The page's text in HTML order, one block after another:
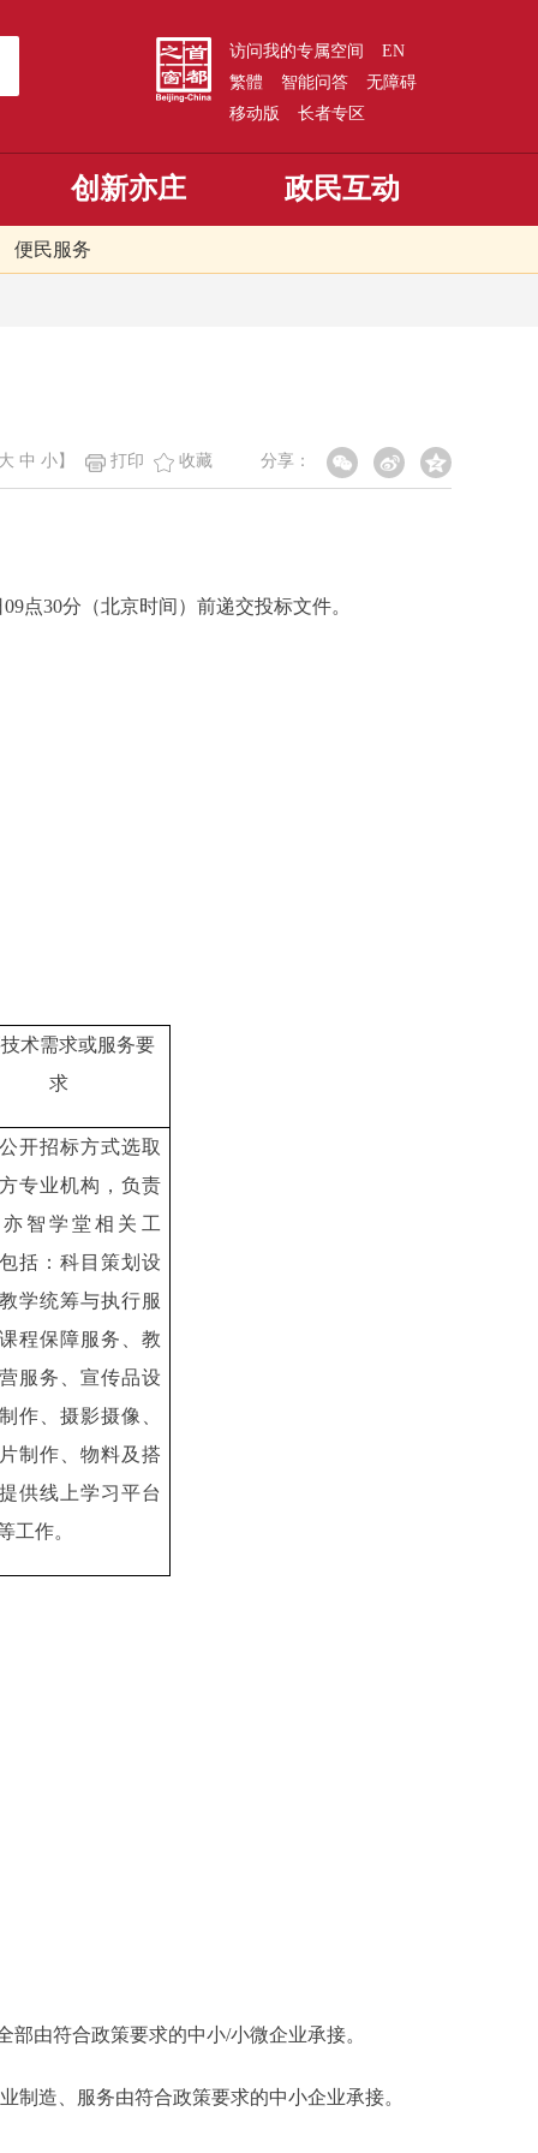
访问我的专属空间
EN
繁體
智能问答
无障碍
移动版
长者专区
便民服务
创新亦庄 政民互动
分享：
大 中 小 】 打印 收藏
点30分（北京时间）前递交投标文件。
术需求或服务要
求
开招标方式选取
专业机构，负责
智学堂相关工
括：科目策划设
学统筹与执行服
程保障服务、教
服务、宣传品设
作、摄影摄像、
制作、物料及搭
供线上学习平台
工作。
由符合政策要求的中小/小微企业承接。
造、服务由符合政策要求的中小企业承接。